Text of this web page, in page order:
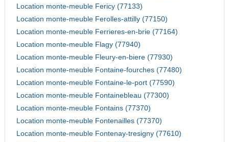
Location monte-meuble Fericy (77133)
Location monte-meuble Ferolles-attilly (77150)
Location monte-meuble Ferrieres-en-brie (77164)
Location monte-meuble Flagy (77940)
Location monte-meuble Fleury-en-biere (77930)
Location monte-meuble Fontaine-fourches (77480)
Location monte-meuble Fontaine-le-port (77590)
Location monte-meuble Fontainebleau (77300)
Location monte-meuble Fontains (77370)
Location monte-meuble Fontenailles (77370)
Location monte-meuble Fontenay-tresigny (77610)